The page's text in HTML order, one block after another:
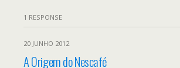
1 RESPONSE
20 JUNHO 2012
A Origem do Nescafé